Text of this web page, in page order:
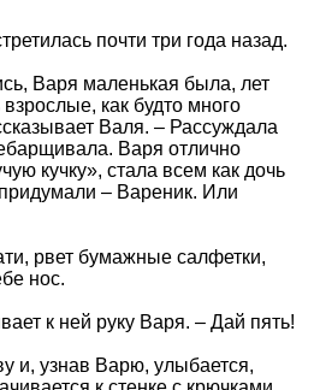
почти три года назад.
Варя маленькая была, лет
как будто много
Валя. – Рассуждала
Варя отлично
кучку», стала всем как дочь
– Вареник. Или
рвет бумажные салфетки,
нос.
к ней руку Варя. – Дай пять!
и, узнав Варю, улыбается,